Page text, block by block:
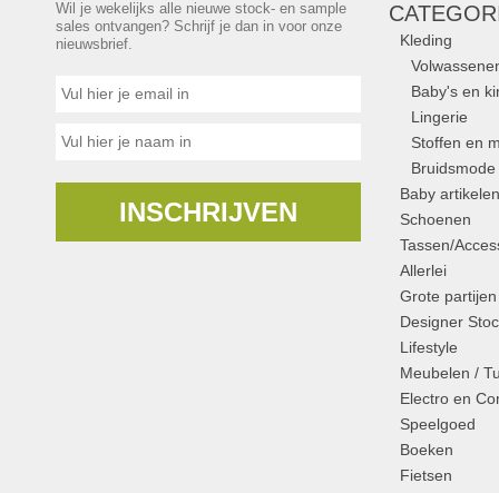
Wil je wekelijks alle nieuwe stock- en sample
sales ontvangen? Schrijf je dan in voor onze
nieuwsbrief.
INSCHRIJVEN
Kleding
Baby's en
Lingerie
Stoffen en
Bruidsmode
Baby artikelen
Schoenen
Tassen/
Allerlei
Grote partijen
Designer
Lifestyle
Meubelen /
Electro en
Speelgoed
Boeken
Fietsen